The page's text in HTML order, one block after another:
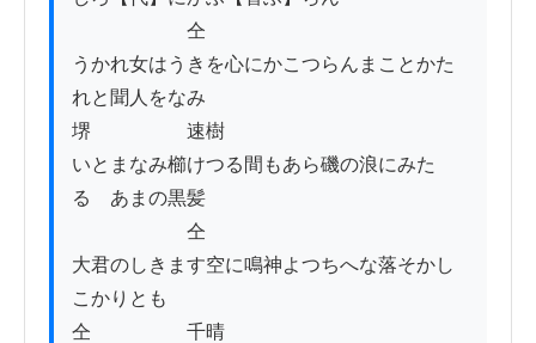
仝
うかれ女はうきを心にかこつらんまことかた
れと聞人をなみ
堺　　　　　速樹
いとまなみ櫛けつる間もあら磯の浪にみた
るゝあまの黒髪
仝
大君のしきます空に鳴神よつちへな落そかし
こかりとも
仝　　　　　千晴